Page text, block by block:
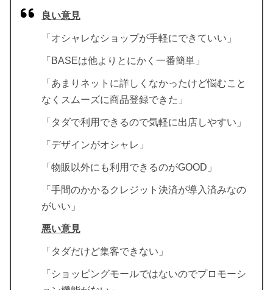
良い意見
「オシャレなショップが手軽にできていい」
「BASEは他よりとにかく一番簡単」
「あまりネットに詳しくなかったけど悩むこと
なくスムーズに商品登録できた」
「タダで利用できるので気軽に出店しやすい」
「デザインがオシャレ」
「物販以外にも利用できるのがGOOD」
「手間のかかるクレジット決済が導入済みなの
がいい」
悪い意見
「タダだけど集客できない」
「ショッピングモールではないのでプロモーシ